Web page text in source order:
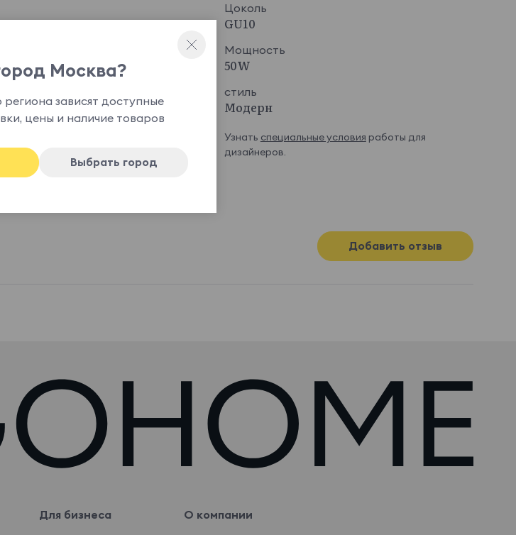
Цоколь
GU10
Мощность
50W
стиль
Модерн
Узнать специальные условия работы для
дизайнеров.
W=92 mm, L=92 mm,
Добавить отзыв
Для бизнеса
О компании
Москва?
зависят доступные
цены и наличие товаров
Выбрать город